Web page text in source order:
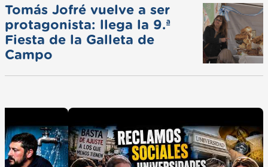
Tomás Jofré vuelve a ser
protagonista: llega la 9.ª
Fiesta de la Galleta de
Campo